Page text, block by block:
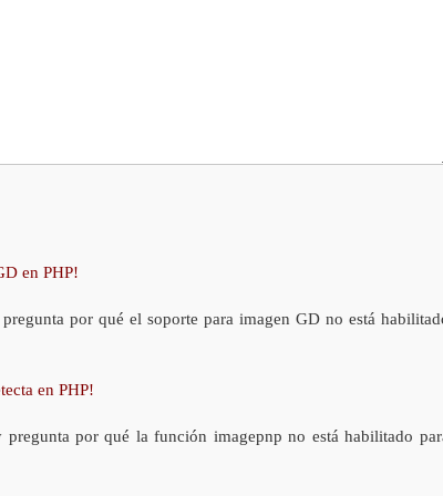
en PHP!
por qué el soporte para imagen GD no está
en PHP!
por qué la función imagepnp no está habilitado